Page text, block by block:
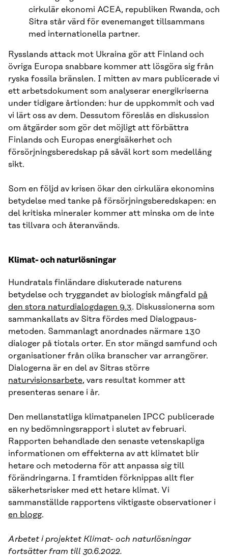
cirkulär ekonomi ACEA, republiken Rwanda, och
Sitra står värd för evenemanget tillsammans
med internationella partner.
Rysslands attack mot Ukraina gör att Finland och
övriga Europa snabbare kommer att lösgöra sig från
ryska fossila bränslen. I mitten av mars publicerade vi
ett arbetsdokument som analyserar energikriserna
under tidigare årtionden: hur de uppkommit och vad
vi lärt oss av dem. Dessutom föreslås en diskussion
om åtgärder som gör det möjligt att förbättra
Finlands och Europas energisäkerhet och
försörjningsberedskap på såväl kort som medellång
sikt.
Som en följd av krisen ökar den cirkulära ekonomins
betydelse med tanke på försörjningsberedskapen: en
del kritiska mineraler kommer att minska om de inte
tas tillvara och återanvänds.
Klimat- och naturlösningar
Hundratals finländare diskuterade naturens
betydelse och tryggandet av biologisk mångfald på
den stora naturdialogdagen 9.3. Diskussionerna som
sammankallats av Sitra fördes med Dialogpaus-
metoden. Sammanlagt anordnades närmare 130
dialoger på tiotals orter. En stor mängd samfund och
organisationer från olika branscher var arrangörer.
Dialogerna är en del av Sitras större
naturvisionsarbete, vars resultat kommer att
presenteras senare i år.
Den mellanstatliga klimatpanelen IPCC publicerade
en ny bedömningsrapport i slutet av februari.
Rapporten behandlade den senaste vetenskapliga
informationen om effekterna av att klimatet blir
hetare och metoderna för att anpassa sig till
förändringarna. I framtiden förknippas allt fler
säkerhetsrisker med ett hetare klimat. Vi
sammanställde rapportens viktigaste observationer i
en blogg.
Arbetet i projektet Klimat- och naturlösningar
fortsätter fram till 30.6.2022.